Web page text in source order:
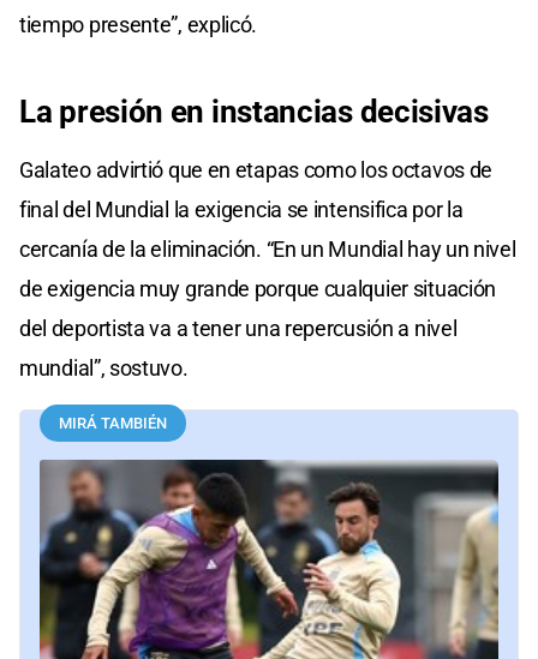
tiempo presente”, explicó.
La presión en instancias decisivas
Galateo advirtió que en etapas como los octavos de
final del Mundial la exigencia se intensifica por la
cercanía de la eliminación. “En un Mundial hay un nivel
de exigencia muy grande porque cualquier situación
del deportista va a tener una repercusión a nivel
mundial”, sostuvo.
MIRÁ TAMBIÉN